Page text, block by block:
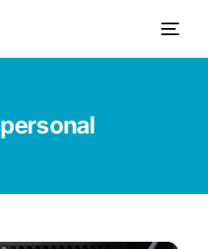
personal